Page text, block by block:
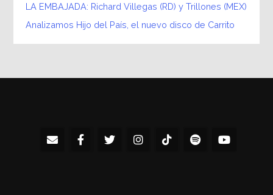
LA EMBAJADA: Richard Villegas (RD) y Trillones (MEX)
Analizamos Hijo del País, el nuevo disco de Carrito